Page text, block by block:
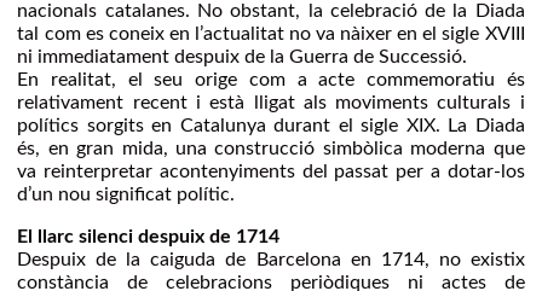
nacionals catalanes. No obstant, la celebració de la Diada
tal com es coneix en l’actualitat no va nàixer en el sigle XVIII
ni immediatament despuix de la Guerra de Successió.
En realitat, el seu orige com a acte commemoratiu és
relativament recent i està lligat als moviments culturals i
polítics sorgits en Catalunya durant el sigle XIX. La Diada
és, en gran mida, una construcció simbòlica moderna que
va reinterpretar acontenyiments del passat per a dotar-los
d’un nou significat polític.
El llarc silenci despuix de 1714
Despuix de la caiguda de Barcelona en 1714, no existix
constància de celebracions periòdiques ni actes de